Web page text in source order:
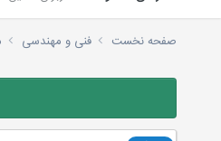
صفحه نخست فنی و مهندسی